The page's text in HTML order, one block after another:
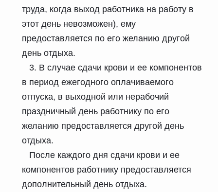
труда, когда выход работника на работу в
этот день невозможен), ему
предоставляется по его желанию другой
день отдыха.
3. В случае сдачи крови и ее компонентов
в период ежегодного оплачиваемого
отпуска, в выходной или нерабочий
праздничный день работнику по его
желанию предоставляется другой день
отдыха.
После каждого дня сдачи крови и ее
компонентов работнику предоставляется
дополнительный день отдыха.